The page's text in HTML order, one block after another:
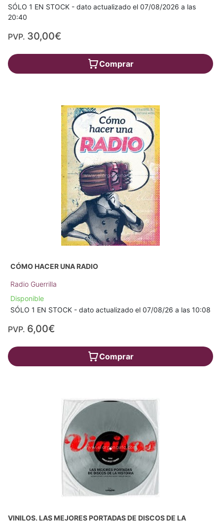
SÓLO 1 EN STOCK - dato actualizado el 07/08/2026 a las
20:40
PVP. 30,00€
Comprar
CÓMO HACER UNA RADIO
Radio Guerrilla
Disponible
SÓLO 1 EN STOCK - dato actualizado el 07/08/26 a las 10:08
PVP. 6,00€
Comprar
VINILOS. LAS MEJORES PORTADAS DE DISCOS DE LA